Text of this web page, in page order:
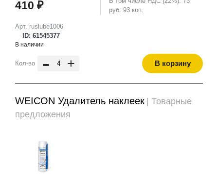
Арт. ruslube1006
ID: 61545377
410 ₽
руб. 93 коп.
В наличии
Кол-во - + В корзину
WEICON Удалитель наклеек | Товарные
предложения